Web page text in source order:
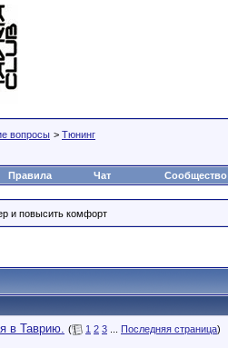
вопросы > Тюнинг
Правила Чат Сообщество
и повысить комфорт
в Таврию. ( 1 2 3 Последняя страница)